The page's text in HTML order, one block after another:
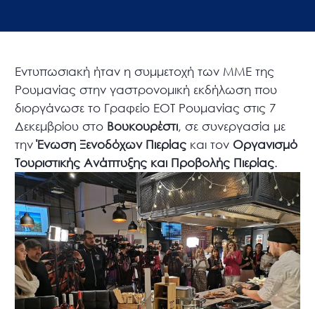
Εντυπωσιακή ήταν η συμμετοχή των ΜΜΕ της
Ρουμανίας στην γαστρονομική εκδήλωση που
διοργάνωσε το Γραφείο ΕΟΤ Ρουμανίας στις 7
Δεκεμβρίου στο Βουκουρέστι, σε συνεργασία με
τηνΈνωση Ξενοδόχων Πιερίας και τον Οργανισμό
Τουριστικής Ανάπτυξης και Προβολής Πιερίας.